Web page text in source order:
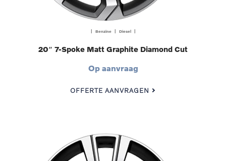
| Benzine | Diesel |
20″ 7-Spoke Matt Graphite Diamond Cut
Op aanvraag
OFFERTE AANVRAGEN